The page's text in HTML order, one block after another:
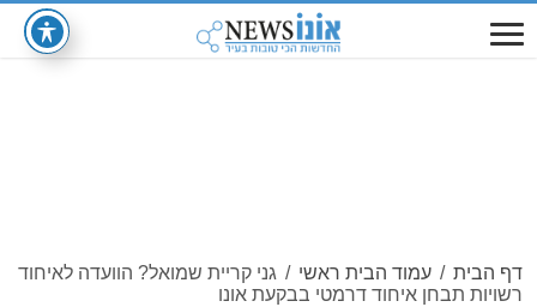
דף הבית / עמוד הבית ראשי / גני קריית שמואל? הוועדה לאיחוד
רשויות תבחן איחוד דרמטי בבקעת אונו